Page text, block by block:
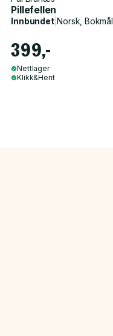
Pillefellen
Innbundet|Norsk, Bokmål
399,-
Nettlager
Klikk&Hent